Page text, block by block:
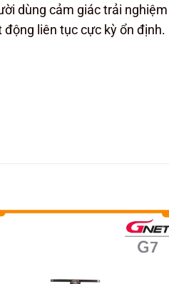
dùng cảm giác trải
liên tục cực kỳ ổn định.